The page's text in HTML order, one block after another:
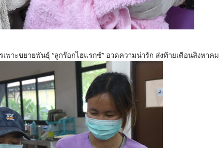
เพาะขยายพันธุ์ “ลูกร๊อกไฮแรกซ์” อวดความน่ารัก ส่งท้ายเดือนสิงหาคม